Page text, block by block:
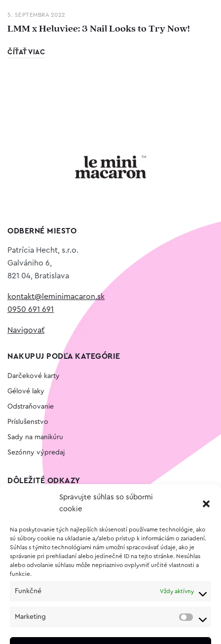
Spravujte súhlas so súbormi
cookie
Na poskytovanie tých najlepších skúseností používame technológie, ako
sú súbory cookie na ukladanie a/alebo prístup k informáciám o zariadení.
Súhlas s týmito technológiami nám umožní spracovávať údaje, ako je
správanie pri prehliadaní alebo jedinečné ID na tejto stránke. Nesúhlas
alebo odvolanie súhlasu môže nepriaznivo ovplyvniť určité vlastnosti a
funkcie.
Funkčné Vždy aktívny
Marketing
5. SEPTEMBRA 2022
LMM x Heluviee: 3 Nail Looks to Try Now!
ČÍŤAŤ VIAC
ODBERNÉ MIESTO
Patrícia Hecht, s.r.o.
Galvániho 6,
821 04, Bratislava
kontakt@leminimacaron.sk
0950 691 691
Navigovať
NAKUPUJ PODĽA KATEGÓRIE
Darčekové karty
Gélové laky
Odstraňovanie
Príslušenstvo
Sady na manikúru
Sezónny výpredaj
DÔLEŽITÉ ODKAZY
Vernostný program
O NÁKUPE
Vrátenie a reklamácia tovaru